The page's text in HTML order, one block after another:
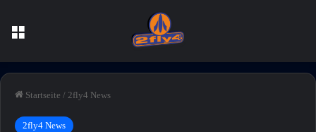
Startseite / 2fly4 News
2fly4 News